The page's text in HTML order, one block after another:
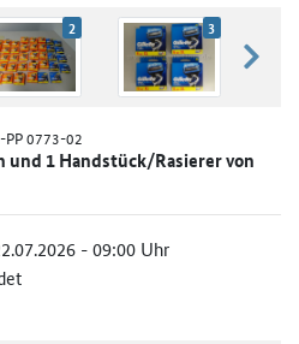
2 3
PP 0773-02
und 1 Handstück/Rasierer von
- 09:00 Uhr